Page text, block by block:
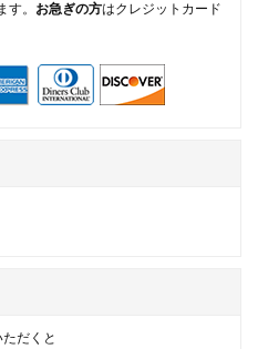
。 お急ぎの方はクレジットカード
だくと